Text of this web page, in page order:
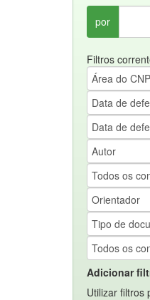
por
Filtros
Adicionar
Utilizar filtros